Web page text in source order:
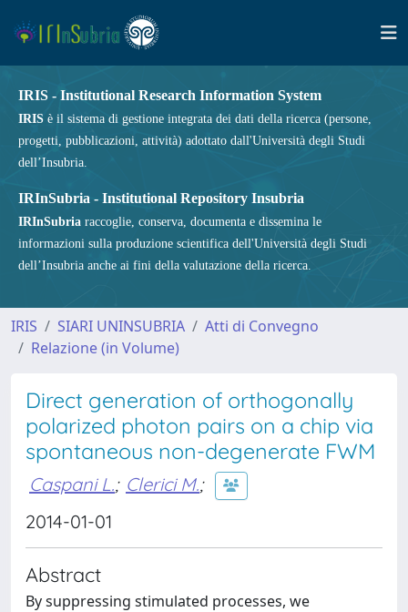
IRIS - Institutional Research Information System
IRIS è il sistema di gestione integrata dei dati della ricerca (persone,
progetti, pubblicazioni, attività) adottato dall'Università degli Studi
dell’Insubria.
IRInSubria - Institutional Repository Insubria
IRInSubria raccoglie, conserva, documenta e dissemina le
informazioni sulla produzione scientifica dell'Università degli Studi
dell’Insubria anche ai fini della valutazione della ricerca.
IRIS SIARI UNINSUBRIA
Atti di Convegno
Relazione (in Volume)
Direct generation of orthogonally
polarized photon pairs on a chip via
spontaneous non-degenerate FWM
Caspani L.; Clerici M.;
2014-01-01
Abstract
By suppressing stimulated processes, we